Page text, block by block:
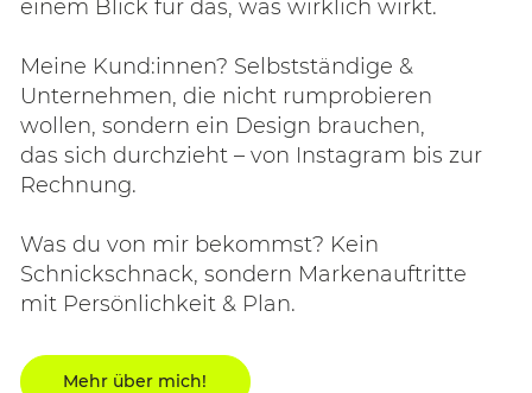
einem Blick für das, was wirklich wirkt.
Meine Kund:innen? Selbstständige &
Unternehmen, die nicht rumprobieren
wollen, sondern ein Design brauchen,
das sich durchzieht – von Instagram bis zur
Rechnung.
Was du von mir bekommst? Kein
Schnickschnack, sondern Markenauftritte
mit Persönlichkeit & Plan.
Mehr über mich!